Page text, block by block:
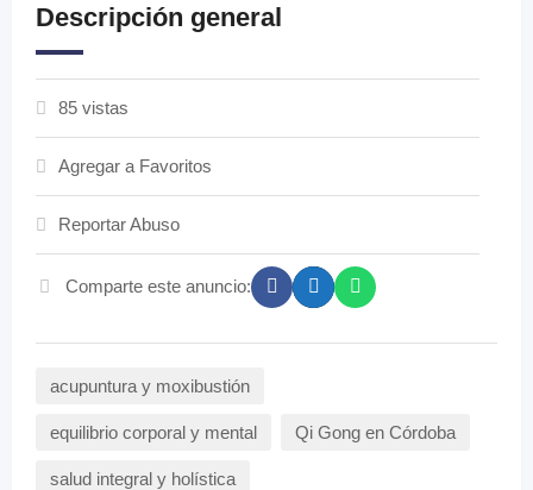
Descripción general
85 vistas
Agregar a Favoritos
Reportar Abuso
Comparte este anuncio:
acupuntura y moxibustión
equilibrio corporal y mental Qi Gong en Córdoba
salud integral y holística